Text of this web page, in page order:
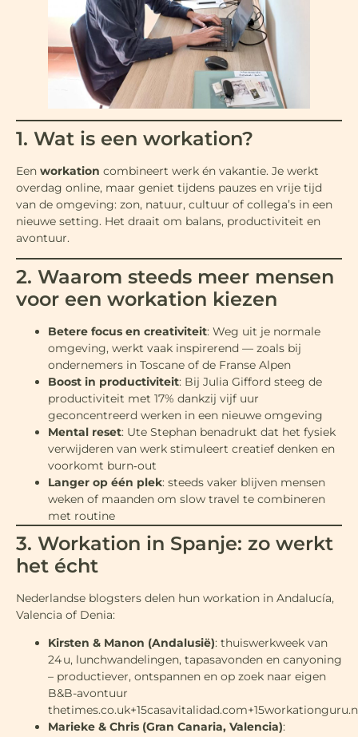
1. Wat is een workation?
Een workation combineert werk én vakantie. Je werkt
overdag online, maar geniet tijdens pauzes en vrije tijd
van de omgeving: zon, natuur, cultuur of collega’s in een
nieuwe setting. Het draait om balans, productiviteit en
avontuur.
2. Waarom steeds meer mensen
voor een workation kiezen
Betere focus en creativiteit: Weg uit je normale
omgeving, werkt vaak inspirerend — zoals bij
ondernemers in Toscane of de Franse Alpen
Boost in productiviteit: Bij Julia Gifford steeg de
productiviteit met 17% dankzij vijf uur
geconcentreerd werken in een nieuwe omgeving
Mental reset: Ute Stephan benadrukt dat het fysiek
verwijderen van werk stimuleert creatief denken en
voorkomt burn‑out
Langer op één plek: steeds vaker blijven mensen
weken of maanden om slow travel te combineren
met routine
3. Workation in Spanje: zo werkt
het écht
Nederlandse blogsters delen hun workation in Andalucía,
Valencia of Denia:
Kirsten & Manon (Andalusië): thuiswerkweek van
24 u, lunchwandelingen, tapasavonden en canyoning
– productiever, ontspannen en op zoek naar eigen
B&B-avontuur
Marieke & Chris (Gran Canaria, Valencia):